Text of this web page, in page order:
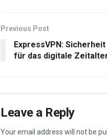
Previous Post
ExpressVPN:
für das digitale
Leave a Reply
Your email address will not be